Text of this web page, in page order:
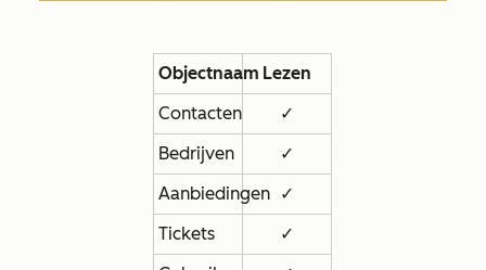
Objectnaam Lezen
Contacten
✓
Bedrijven
✓
Aanbiedingen ✓
Tickets
✓